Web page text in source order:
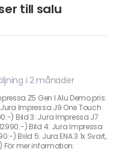
till salu
i 2 månader
Z5 Gen I Alu Demo.pris:
Impressa J9 One Touch
) Bild 3: Jura Impressa J7
) Bild 4: Jura Impressa
) Biild 5: Jura ENA 3 1x Svart,
För mer information: